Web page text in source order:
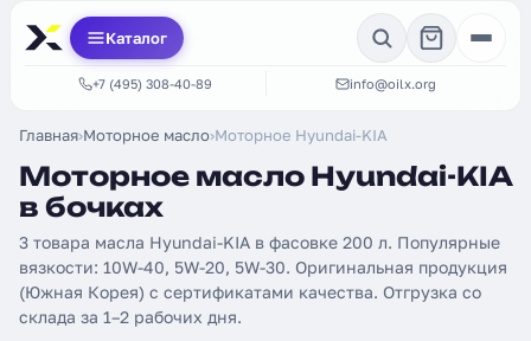
Каталог
+7 (495) 308-40-89 info@oilx.org
Главная›Моторное масло›Моторное Hyundai-KIA
Моторное масло Hyundai-KIA
в бочках
3 товара масла Hyundai-KIA в фасовке 200 л. Популярные
вязкости: 10W-40, 5W-20, 5W-30. Оригинальная продукция
(Южная Корея) с сертификатами качества. Отгрузка со
склада за 1–2 рабочих дня.